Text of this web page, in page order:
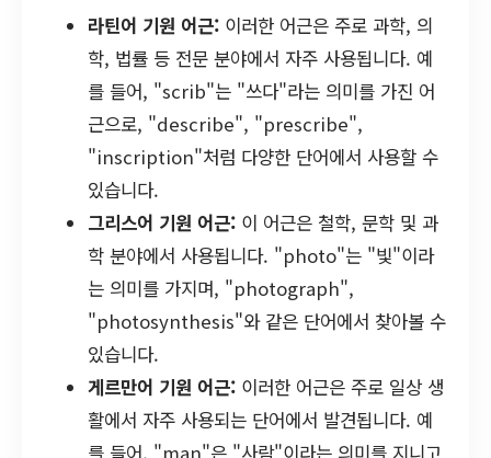
라틴어 기원 어근: 이러한 어근은 주로 과학, 의
학, 법률 등 전문 분야에서 자주 사용됩니다. 예
를 들어, "scrib"는 "쓰다"라는 의미를 가진 어
근으로, "describe", "prescribe",
"inscription"처럼 다양한 단어에서 사용할 수
있습니다.
그리스어 기원 어근: 이 어근은 철학, 문학 및 과
학 분야에서 사용됩니다. "photo"는 "빛"이라
는 의미를 가지며, "photograph",
"photosynthesis"와 같은 단어에서 찾아볼 수
있습니다.
게르만어 기원 어근: 이러한 어근은 주로 일상 생
활에서 자주 사용되는 단어에서 발견됩니다. 예
를 들어, "man"은 "사람"이라는 의미를 지니고